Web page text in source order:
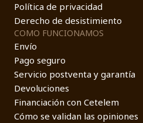
Política de privacidad
Derecho de desistimiento
COMO FUNCIONAMOS
Envío
Pago seguro
Servicio postventa y garantía
Devoluciones
Financiación con Cetelem
Cómo se validan las opiniones